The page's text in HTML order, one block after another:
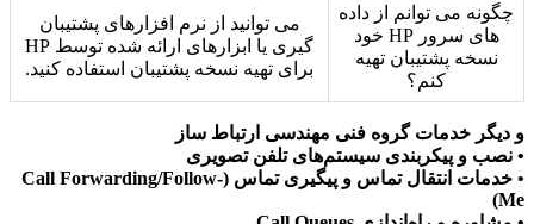
چگونه می توانم از داده
های سرور HP خود
نسخه پشتیبان تهیه
کنم؟
می توانید از نرم افزارهای پشتیبان
گیری یا ابزارهای ارائه شده توسط HP
برای تهیه نسخه پشتیبان استفاده کنید.
و دیگر خدمات گروه فنی مهندسی ارتباط ساز
• نصب و پیکربندی سیستم‌های تلفن تصویری
• خدمات انتقال تماس و پیگیری تماس (Call Forwarding/Follow-
Me)